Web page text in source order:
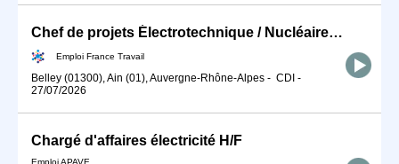
Chef de projets Électrotechnique / Nucléaire (H/F)
Emploi France Travail
Belley (01300), Ain (01), Auvergne-Rhône-Alpes - CDI -
27/07/2026
Chargé d'affaires électricité H/F
Emploi APAVE